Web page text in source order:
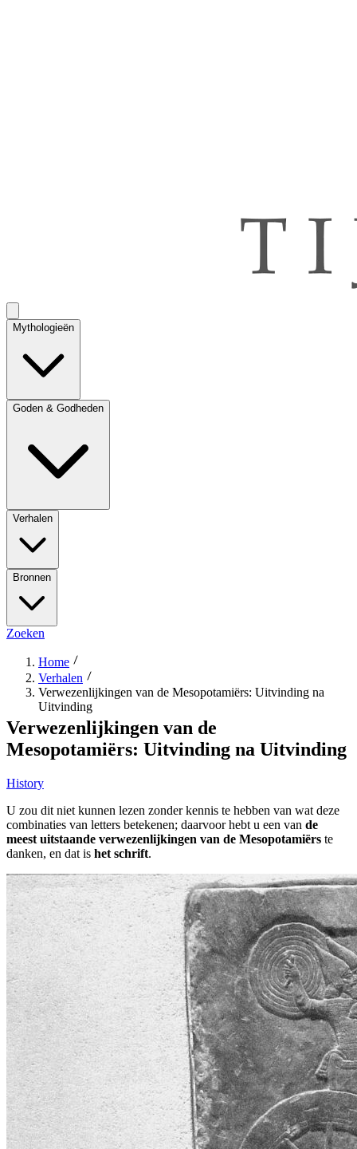
Mythologieën
Goden & Godheden
Verhalen
Bronnen
Zoeken
Home
Verhalen
Verwezenlijkingen van de Mesopotamiërs: Uitvinding na
Uitvinding
Verwezenlijkingen van de
Mesopotamiërs: Uitvinding na Uitvinding
History
U zou dit niet kunnen lezen zonder kennis te hebben van wat deze
combinaties van letters betekenen; daarvoor hebt u een van de
meest uitstaande verwezenlijkingen van de Mesopotamiërs te
danken, en dat is het schrift.